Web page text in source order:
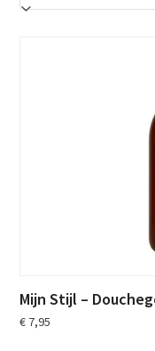
Mijn Stijl –
€ 7,95